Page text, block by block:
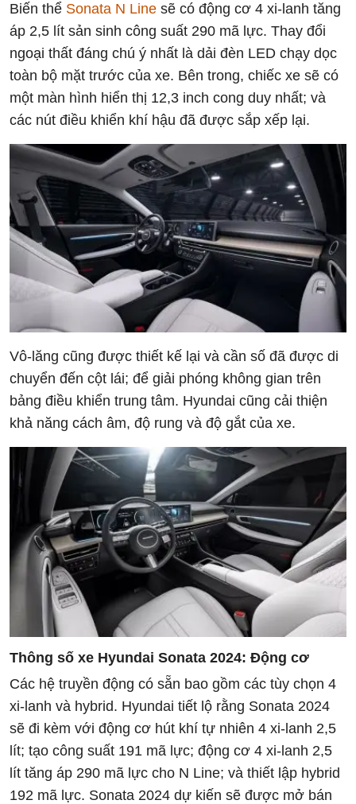
Biến thể Sonata N Line sẽ có động cơ 4 xi-lanh tăng
áp 2,5 lít sản sinh công suất 290 mã lực. Thay đổi
ngoại thất đáng chú ý nhất là dải đèn LED chạy dọc
toàn bộ mặt trước của xe. Bên trong, chiếc xe sẽ có
một màn hình hiển thị 12,3 inch cong duy nhất; và
các nút điều khiển khí hậu đã được sắp xếp lại.
Vô-lăng cũng được thiết kế lại và cần số đã được di
chuyển đến cột lái; để giải phóng không gian trên
bảng điều khiển trung tâm. Hyundai cũng cải thiện
khả năng cách âm, độ rung và độ gắt của xe.
Thông số xe Hyundai Sonata 2024: Động cơ
Các hệ truyền động có sẵn bao gồm các tùy chọn 4
xi-lanh và hybrid. Hyundai tiết lộ rằng Sonata 2024
sẽ đi kèm với động cơ hút khí tự nhiên 4 xi-lanh 2,5
lít; tạo công suất 191 mã lực; động cơ 4 xi-lanh 2,5
lít tăng áp 290 mã lực cho N Line; và thiết lập hybrid
192 mã lực. Sonata 2024 dự kiến sẽ được mở bán